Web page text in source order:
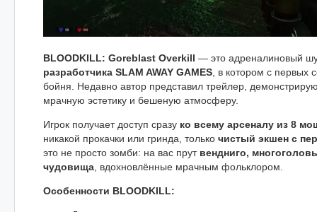
BLOODKILL: Goreblast Overkill — это адреналиновый
разработчика SLAM AWAY GAMES, в котором с первых
бойня. Недавно автор представил трейлер,
мрачную эстетику и бешеную атмосферу.
Игрок получает доступ сразу ко всему арсеналу из 8
никакой прокачки или гринда, только чистый экшен с
это не просто зомби: на вас прут вендниго,
чудовища, вдохновлённые мрачным фольклором.
Особенности BLOODKILL: